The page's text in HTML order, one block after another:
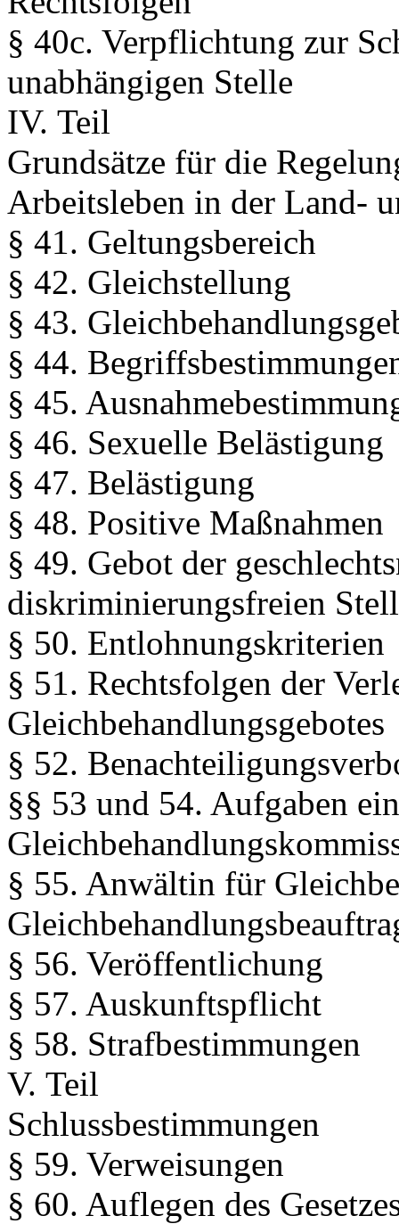
§ 40c. Verpflichtung zur
unabhängigen Stelle
IV. Teil
Grundsätze für die
Arbeitsleben in der Land-
§ 41. Geltungsbereich
§ 42. Gleichstellung
§ 43.
§ 44.
§ 45.
§ 46. Sexuelle Belästigung
§ 47. Belästigung
§ 48. Positive Maßnahmen
§ 49. Gebot der
diskriminierungsfreien
§ 50. Entlohnungskriterien
§ 51. Rechtsfolgen der
Gleichbehandlungsgebotes
§ 52.
§§ 53 und 54. Aufgaben
§ 55. Anwältin für
§ 56. Veröffentlichung
§ 57. Auskunftspflicht
§ 58. Strafbestimmungen
V. Teil
Schlussbestimmungen
§ 59. Verweisungen
§ 60. Auflegen des